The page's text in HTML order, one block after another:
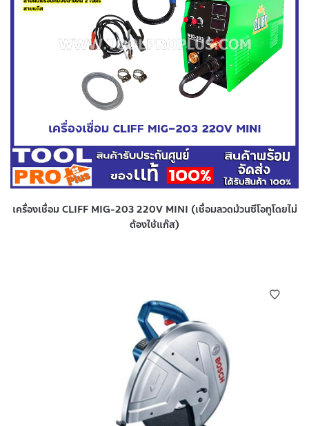
เครื่องเชื่อม CLIFF MIG-203 220V MINI (เชื่อมลวดม้วนซีโอทูโดยไม่
ต้องใช้แก๊ส)